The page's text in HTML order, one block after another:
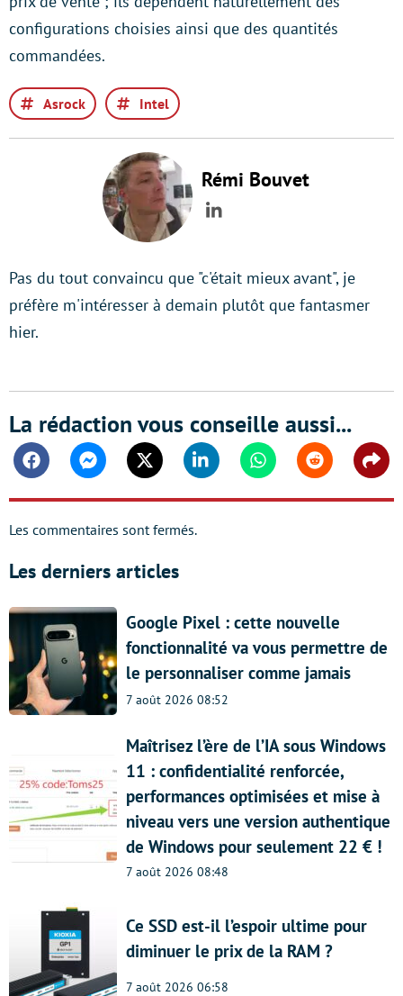
configurations choisies ainsi que des quantités
commandées.
Asrock Intel
Rémi Bouvet
LinkedIn
Pas du tout convaincu que "c'était mieux avant", je
préfère m'intéresser à demain plutôt que fantasmer
hier.
La rédaction vous conseille aussi...
FacebookMessengerTwitter Linkedin WhatsappReddit
Les commentaires sont fermés.
Les derniers articles
Google Pixel : cette nouvelle
fonctionnalité va vous permettre de
le personnaliser comme jamais
7 août 2026 08:52
Maîtrisez l’ère de l’IA sous Windows
11 : confidentialité renforcée,
performances optimisées et mise à
niveau vers une version authentique
de Windows pour seulement 22 € !
7 août 2026 08:48
Ce SSD est-il l’espoir ultime pour
diminuer le prix de la RAM ?
7 août 2026 06:58